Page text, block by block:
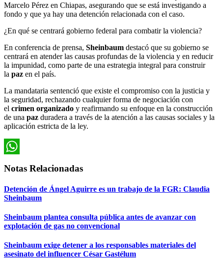
Marcelo Pérez en Chiapas, asegurando que se está investigando a
fondo y que ya hay una detención relacionada con el caso.
¿En qué se centrará gobierno federal para combatir la violencia?
En conferencia de prensa, Sheinbaum destacó que su gobierno se
centrará en atender las causas profundas de la violencia y en reducir
la impunidad, como parte de una estrategia integral para construir
la paz en el país.
La mandataria sentenció que existe el compromiso con la justicia y
la seguridad, rechazando cualquier forma de negociación con
el crimen organizado y reafirmando su enfoque en la construcción
de una paz duradera a través de la atención a las causas sociales y la
aplicación estricta de la ley.
Notas Relacionadas
Detención de Ángel Aguirre es un trabajo de la FGR: Claudia
Sheinbaum
Sheinbaum plantea consulta pública antes de avanzar con
explotación de gas no convencional
Sheinbaum exige detener a los responsables materiales del
asesinato del influencer César Gastélum